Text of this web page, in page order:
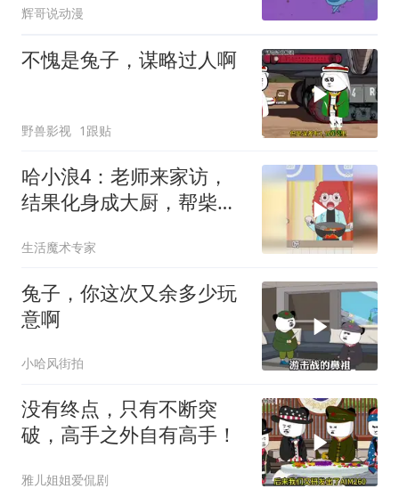
辉哥说动漫
不愧是兔子，谋略过人啊
野兽影视 1跟贴
哈小浪4：老师来家访，
结果化身成大厨，帮柴圆
生活魔术专家
兔子，你这次又余多少玩
意啊
小哈风街拍
没有终点，只有不断突
破，高手之外自有高手！
雅儿姐姐爱侃剧